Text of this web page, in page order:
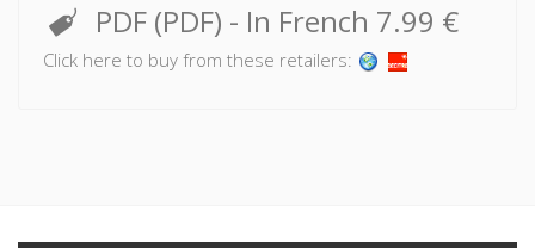
PDF (PDF) - In French 7.99 €
Click here to buy from these retailers: